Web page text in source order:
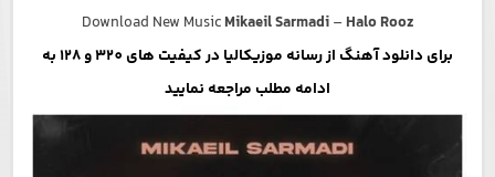
Download New MusicMikaeil Sarmadi– Halo Rooz
برای دانلود آهنگ از رسانه موزیکالیا در کیفیت های 320 و 128 به
ادامه مطلب مراجعه نمایید